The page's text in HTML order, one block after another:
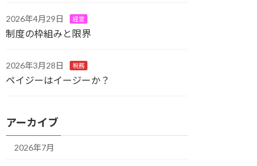
2026年4月29日 経営
制度の枠組みと限界
2026年3月28日 税務
ペイジーはイージーか？
アーカイブ
2026年7月